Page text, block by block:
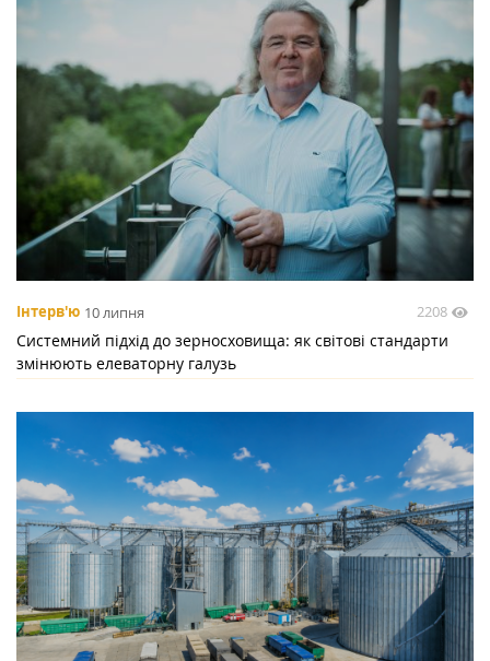
Інтерв'ю 10 липня 2208
Системний підхід до зерносховища: як світові стандарти
змінюють елеваторну галузь